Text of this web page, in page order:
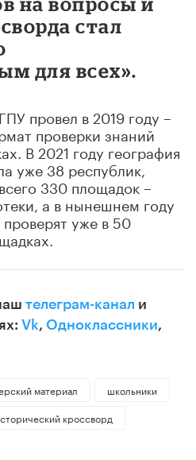
стал
для всех».
провел в 2019 году –
проверки знаний
В 2021 году география
уже 38 республик,
330 площадок –
а в нынешнем году
уже в 50
телеграм-канал и
Vk, Одноклассники,
материал
школьники
кроссворд